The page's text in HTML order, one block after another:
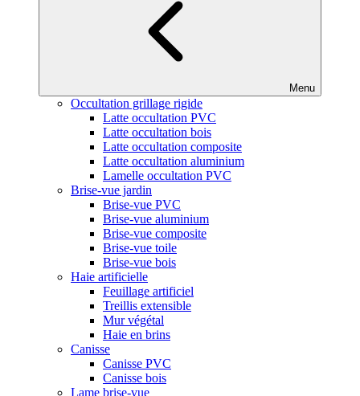
Menu
Occultation grillage rigide
Latte occultation PVC
Latte occultation bois
Latte occultation composite
Latte occultation aluminium
Lamelle occultation PVC
Brise-vue jardin
Brise-vue PVC
Brise-vue aluminium
Brise-vue composite
Brise-vue toile
Brise-vue bois
Haie artificielle
Feuillage artificiel
Treillis extensible
Mur végétal
Haie en brins
Canisse
Canisse PVC
Canisse bois
Lame brise-vue